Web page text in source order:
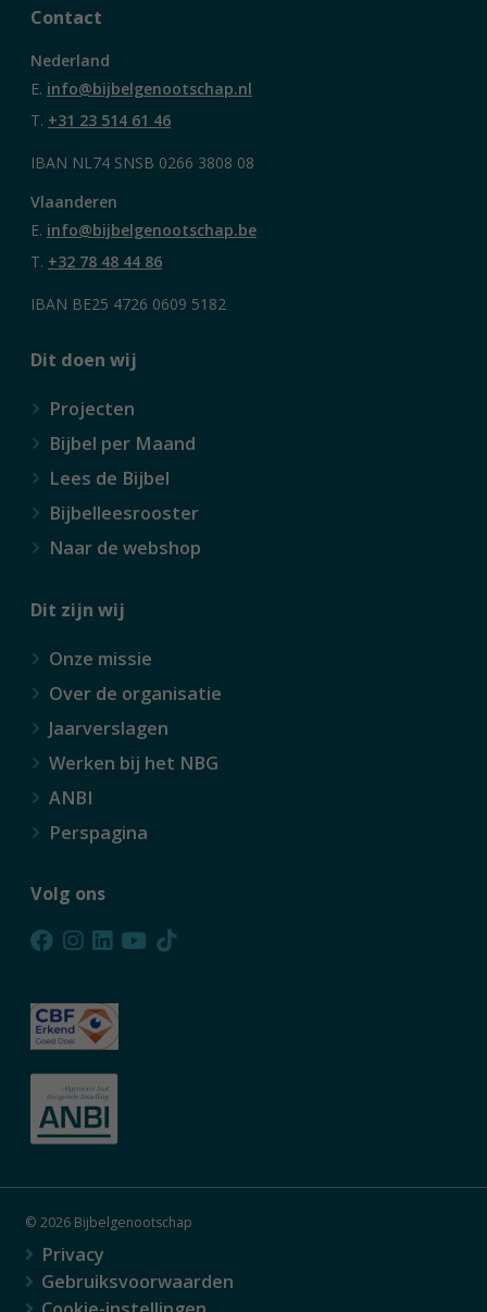
Contact
Nederland
E. info@bijbelgenootschap.nl
T. +31 23 514 61 46
IBAN NL74 SNSB 0266 3808 08
Vlaanderen
E. info@bijbelgenootschap.be
T. +32 78 48 44 86
IBAN BE25 4726 0609 5182
Dit doen wij
Projecten
Bijbel per Maand
Lees de Bijbel
Bijbelleesrooster
Naar de webshop
Dit zijn wij
Onze missie
Over de organisatie
Jaarverslagen
Werken bij het NBG
ANBI
Perspagina
Volg ons
© 2026 Bijbelgenootschap
Privacy
Gebruiksvoorwaarden